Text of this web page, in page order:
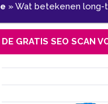
»Wat betekenen long-
DE GRATIS SEO SCAN